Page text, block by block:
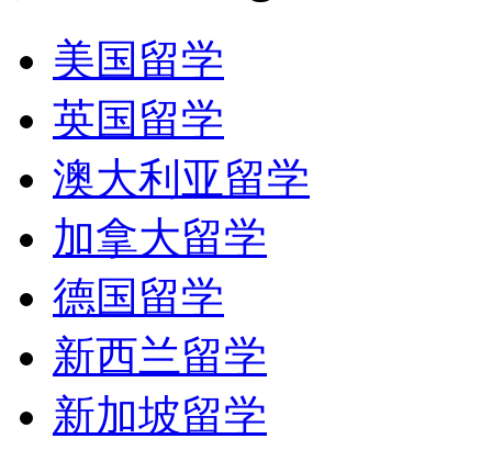
美国留学
英国留学
澳大利亚留学
加拿大留学
德国留学
新西兰留学
新加坡留学